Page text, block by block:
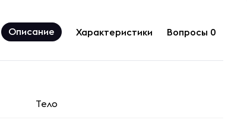
Описание Характеристики Вопросы 0
Тело